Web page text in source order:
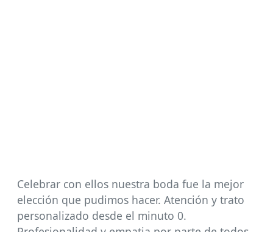
Celebrar con ellos nuestra boda fue la mejor
elección que pudimos hacer. Atención y trato
personalizado desde el minuto 0.